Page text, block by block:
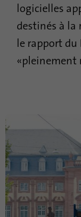
logicielles
destinés à la
le rapport du
«pleinement
Nom
Durée
Objetif
Nom